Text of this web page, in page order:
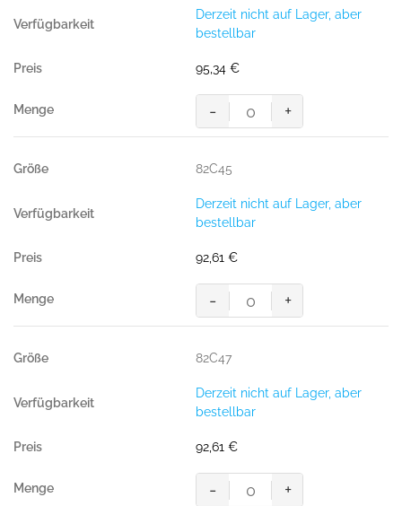
Derzeit nicht auf Lager, aber
bestellbar
95,34 €
MASCOT® LERIDA BUNDHOSE
Menge
- +
82C45
Derzeit nicht auf Lager, aber
bestellbar
92,61 €
MASCOT® LERIDA BUNDHOSE
Menge
- +
82C47
Derzeit nicht auf Lager, aber
bestellbar
92,61 €
MASCOT® LERIDA BUNDHOSE
- +